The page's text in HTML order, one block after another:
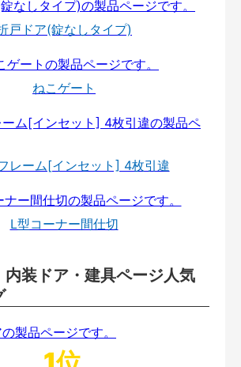
戸ドア(錠なしタイプ)
ねこゲート
レーム[インセット] 4枚引違
L型コーナー間仕切
内装ドア・建具ページ人気